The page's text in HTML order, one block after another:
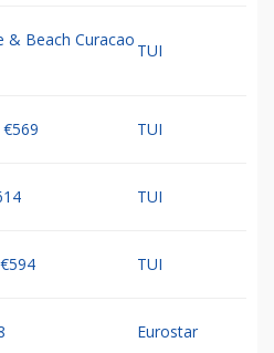
& Beach Curacao
TUI
TUI
TUI
TUI
Eurostar